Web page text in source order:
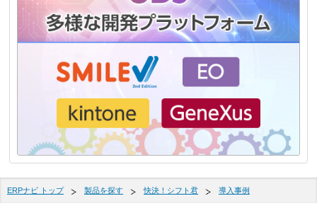
ERPナビ トップ 製品を探す 快決！シフト君 導入事例